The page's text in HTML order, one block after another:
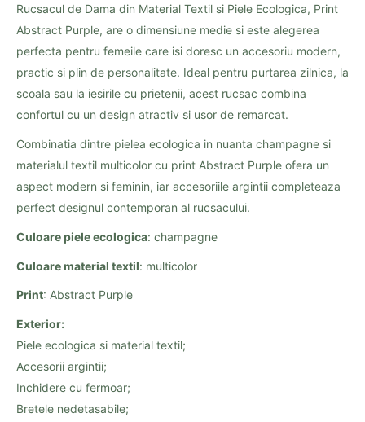
Rucsacul de Dama din Material Textil si Piele Ecologica, Print
Abstract Purple, are o dimensiune medie si este alegerea
perfecta pentru femeile care isi doresc un accesoriu modern,
practic si plin de personalitate. Ideal pentru purtarea zilnica, la
scoala sau la iesirile cu prietenii, acest rucsac combina
confortul cu un design atractiv si usor de remarcat.
Combinatia dintre pielea ecologica in nuanta champagne si
materialul textil multicolor cu print Abstract Purple ofera un
aspect modern si feminin, iar accesoriile argintii completeaza
perfect designul contemporan al rucsacului.
Culoare piele ecologica: champagne
Culoare material textil: multicolor
Print: Abstract Purple
Exterior:
Piele ecologica si material textil;
Accesorii argintii;
Inchidere cu fermoar;
Bretele nedetasabile;